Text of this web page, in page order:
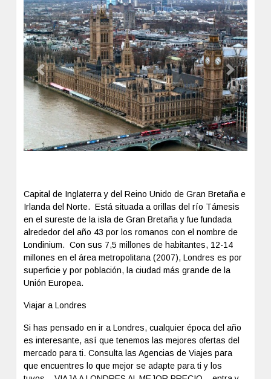
Previous Next
Capital de Inglaterra y del Reino Unido de Gran Bretaña e
Irlanda del Norte. Está situada a orillas del río Támesis
en el sureste de la isla de Gran Bretaña y fue fundada
alrededor del año 43 por los romanos con el nombre de
Londinium. Con sus 7,5 millones de habitantes, 12-14
millones en el área metropolitana (2007), Londres es por
superficie y por población, la ciudad más grande de la
Unión Europea.
Viajar a Londres
Si has pensado en ir a Londres, cualquier época del año
es interesante, así que tenemos las mejores ofertas del
mercado para ti. Consulta las Agencias de Viajes para
que encuentres lo que mejor se adapte para ti y los